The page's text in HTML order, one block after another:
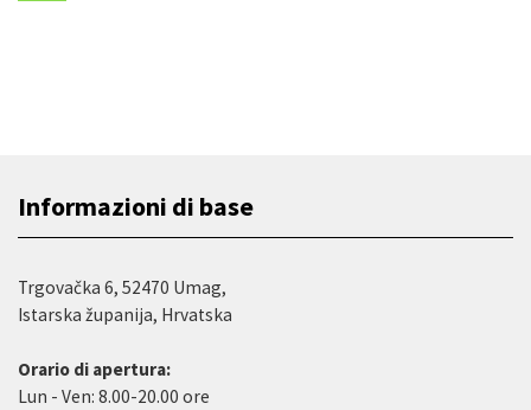
Informazioni di base
Trgovačka 6, 52470 Umag,
Istarska županija, Hrvatska
Orario di apertura:
Lun - Ven: 8.00-20.00 ore